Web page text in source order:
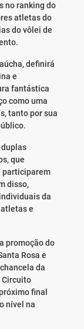
no ranking do
atletas do
do vôlei de
definirá
e
fantástica
como uma
tanto por sua
duplas
que
participarem
disso,
da
e
promoção do
Rosa e
da
Circuito
final
nível na